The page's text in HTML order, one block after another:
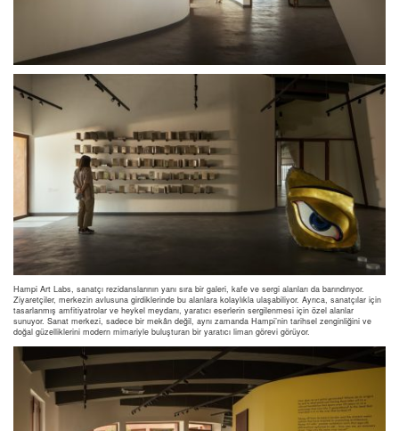
Hampi Art Labs, sanatçı rezidanslarının yanı sıra bir galeri, kafe ve sergi alanları da barındırıyor.
Ziyaretçiler, merkezin avlusuna girdiklerinde bu alanlara kolaylıkla ulaşabiliyor. Ayrıca, sanatçılar için
tasarlanmış amfitiyatrolar ve heykel meydanı, yaratıcı eserlerin sergilenmesi için özel alanlar
sunuyor. Sanat merkezi, sadece bir mekân değil, aynı zamanda Hampi’nin tarihsel zenginliğini ve
doğal güzelliklerini modern mimariyle buluşturan bir yaratıcı liman görevi görüyor.